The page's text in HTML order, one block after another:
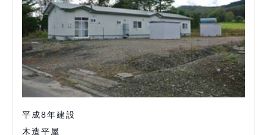
平成8年建設
木造平屋